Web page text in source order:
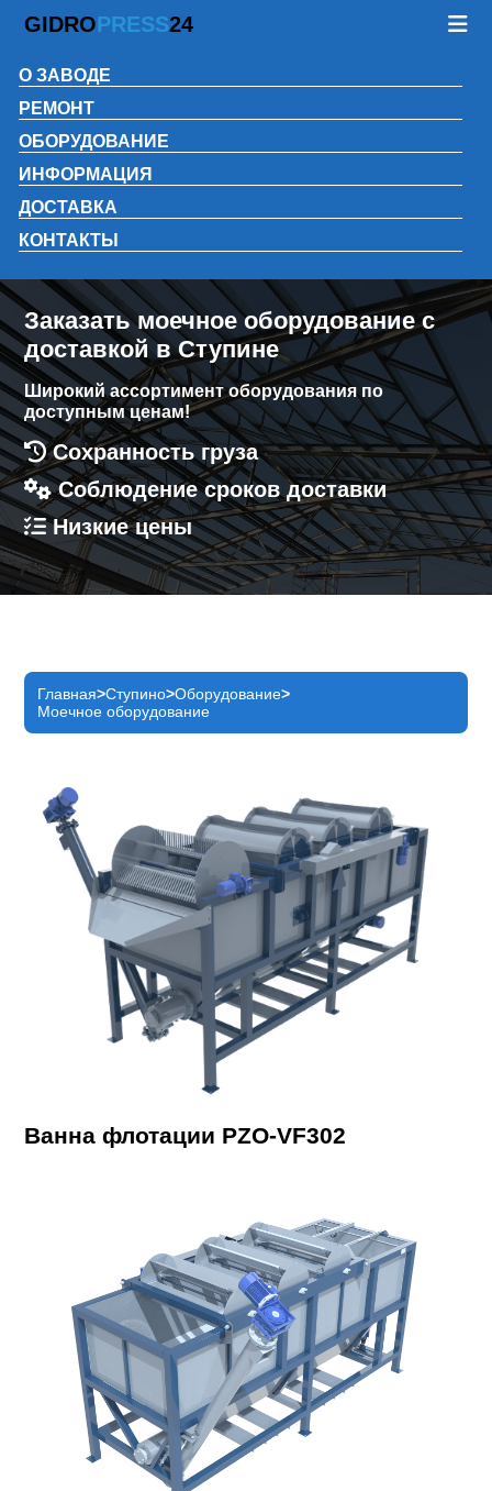
GIDROPRESS24
О ЗАВОДЕ
РЕМОНТ
ОБОРУДОВАНИЕ
ИНФОРМАЦИЯ
ДОСТАВКА
КОНТАКТЫ
Заказать моечное оборудование с
доставкой в Ступине
Широкий ассортимент оборудования по
доступным ценам!
Сохранность груза
Соблюдение сроков доставки
Низкие цены
Главная Ступино Оборудование
Моечное оборудование
Ванна флотации PZO-VF302